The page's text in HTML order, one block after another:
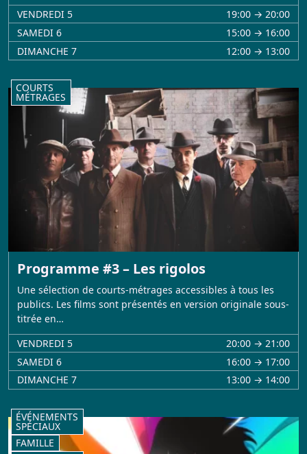
VENDREDI 5
19:00 → 20:00
SAMEDI 6
15:00 → 16:00
DIMANCHE 7
12:00 → 13:00
COURTS
MÉTRAGES
Programme #3 – Les rigolos
Une sélection de courts-métrages accessibles à tous les
publics. Les films sont présentés en version originale sous-
titrée en…
VENDREDI 5
20:00 → 21:00
SAMEDI 6
16:00 → 17:00
DIMANCHE 7
13:00 → 14:00
ÉVÉNEMENTS
SPÉCIAUX
FAMILLE